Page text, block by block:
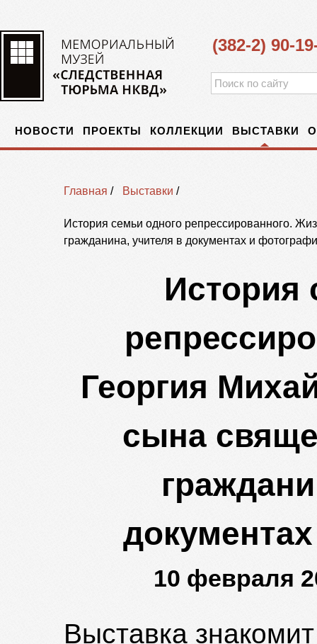
(382-2) 90-
НОВОСТИ ПРОЕКТЫ КОЛЛЕКЦИИ ВЫСТАВКИ
Главная / Выставки /
История семьи одного репрессированного.
гражданина, учителя в документах и
История
Георгия
сына
10 февраля
Выставка